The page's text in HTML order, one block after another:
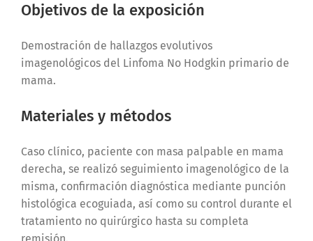
Objetivos de la exposición
Demostración de hallazgos evolutivos
imagenológicos del Linfoma No Hodgkin primario de
mama.
Materiales y métodos
Caso clínico, paciente con masa palpable en mama
derecha, se realizó seguimiento imagenológico de la
misma, confirmación diagnóstica mediante punción
histológica ecoguiada, así como su control durante el
tratamiento no quirúrgico hasta su completa